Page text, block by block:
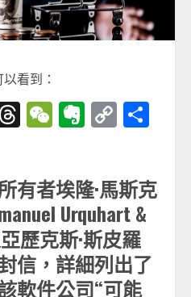
看到：
Threads
WeChat
Evernote
Copy
有者埃隆·馬斯克
Urquhart &
歷克斯·斯皮羅
信，詳細列出了
軟件公司“可能